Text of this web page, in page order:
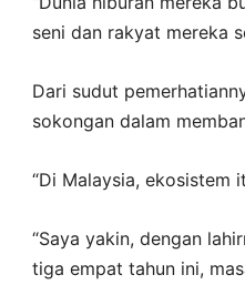
seni dan rakyat mereka
Dari sudut
sokongan dalam
“Di Malaysia, ekosistem
“Saya yakin, dengan
tiga empat tahun ini,